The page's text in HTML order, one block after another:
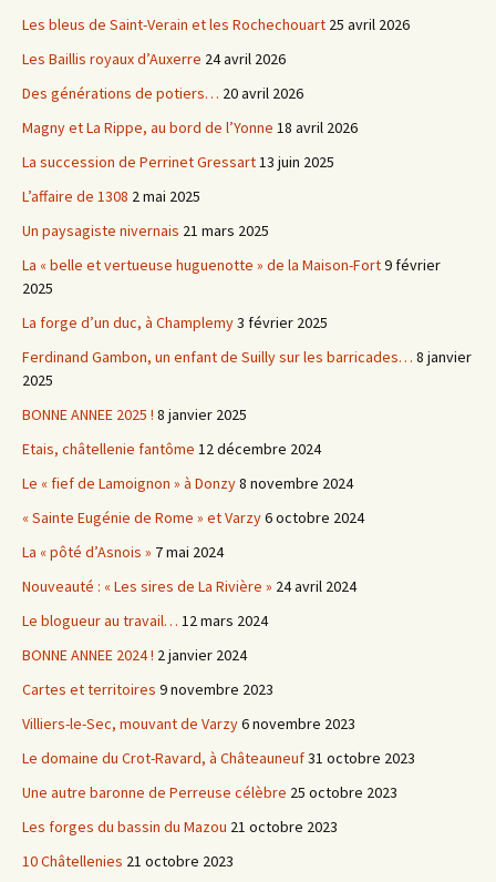
Les bleus de Saint-Verain et les Rochechouart 25 avril 2026
Les Baillis royaux d’Auxerre 24 avril 2026
Des générations de potiers… 20 avril 2026
Magny et La Rippe, au bord de l’Yonne 18 avril 2026
La succession de Perrinet Gressart13 juin 2025
L’affaire de 1308 2 mai 2025
Un paysagiste nivernais 21 mars 2025
La « belle et vertueuse huguenotte » de la Maison-Fort9 février
2025
La forge d’un duc, à Champlemy3 février 2025
Ferdinand Gambon, un enfant de Suilly sur les barricades… 8 janvier
2025
BONNE ANNEE 2025 ! 8 janvier 2025
Etais, châtellenie fantôme 12 décembre 2024
Le « fief de Lamoignon » à Donzy8 novembre 2024
« Sainte Eugénie de Rome » et Varzy6 octobre 2024
La « pôté d’Asnois » 7 mai 2024
Nouveauté : « Les sires de La Rivière » 24 avril 2024
Le blogueur au travail… 12 mars 2024
BONNE ANNEE 2024 ! 2 janvier 2024
Cartes et territoires 9 novembre 2023
Villiers-le-Sec, mouvant de Varzy6 novembre 2023
Le domaine du Crot-Ravard, à Châteauneuf31 octobre 2023
Une autre baronne de Perreuse célèbre 25 octobre 2023
Les forges du bassin du Mazou 21 octobre 2023
10 Châtellenies 21 octobre 2023